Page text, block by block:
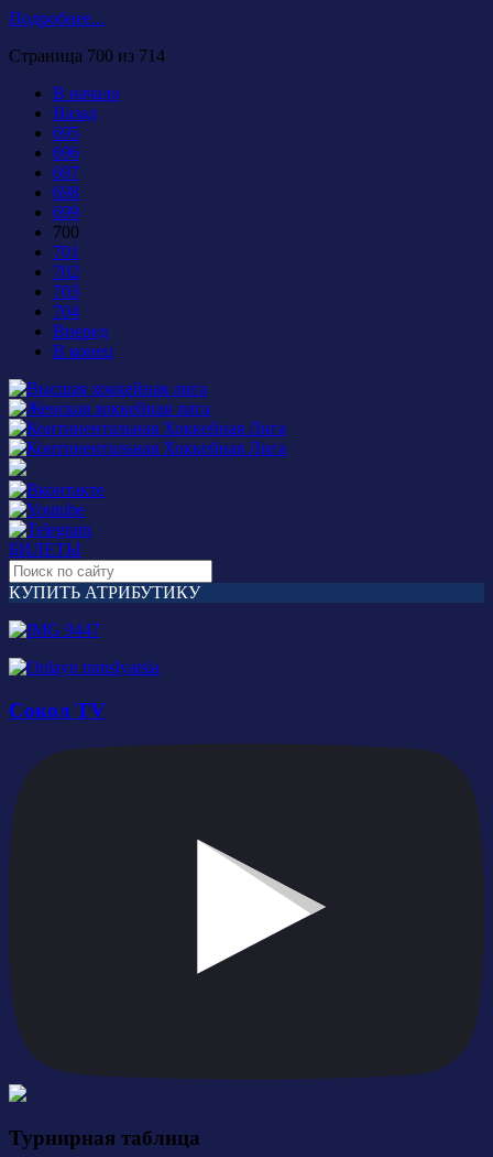
Подробнее...
Страница 700 из 714
В начало
Назад
695
696
697
698
699
700
701
702
703
704
Вперед
В конец
БИЛЕТЫ
КУПИТЬ АТРИБУТИКУ
Сокол TV
Турнирная таблица